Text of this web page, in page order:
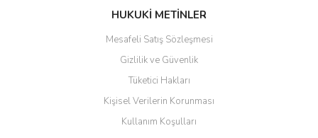
Bu ürüne benzer farklı alternatifler olmalı.
Gönder
HUKUKİ METİNLER
Mesafeli Satış Sözleşmesi
Gizlilik ve Güvenlik
Tüketici Hakları
Kişisel Verilerin Korunması
Kullanım Koşulları